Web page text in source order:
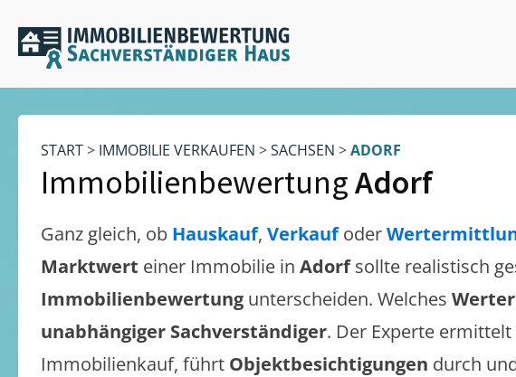
START> IMMOBILIE VERKAUFEN >SACHSEN >ADORF
ImmobilienbewertungAdorf
Ganz gleich, ob Hauskauf, Verkaufoder
Marktwert einer Immobilie in Adorf sollte realistisch
Immobilienbewertung unterscheiden. Welches
unabhängiger Sachverständiger. Der Experte
Immobilienkauf, führt Objektbesichtigungen durch